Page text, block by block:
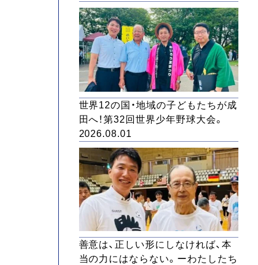
世界12の国・地域の子どもたちが成
田へ！第32回世界少年野球大会。
2026.08.01
善意は、正しい形にしなければ、本
当の力にはならない。ーわたしたち